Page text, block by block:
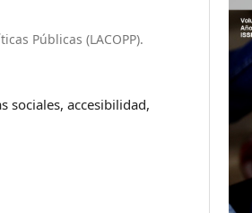
Públicas (LACOPP).
sociales, accesibilidad,